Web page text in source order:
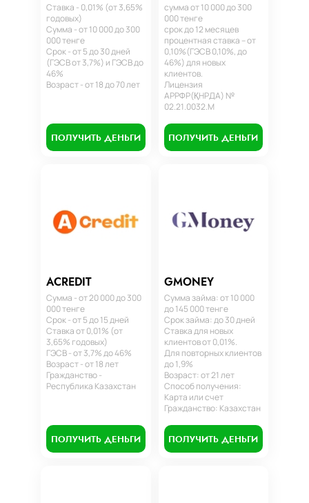
Ставка - 0,01% (от 3,65%
годовых)
Сумма - от 10 000 до 300
000 тенге
Срок - от 5 до 30 дней
(ГЭСВ от 3,7%) и ГЭСВ до
46%
Возраст - от 18 до 70 лет
ПОЛУЧИТЬ ДЕНЬГИ
сумма от 10 000 до 300
000 тенге
срок до 12 месяцев
процентная ставка – от
0,10%(ГЭСВ 0,10%, до
46%) для новых
клиентов.
Лицензия
АРРФР(ҚНРДА) №
02.21.0032.М
ПОЛУЧИТЬ ДЕНЬГИ
ACREDIT
Сумма - от 20 000 до 300
000 тенге
Срок - от 5 до 15 дней
Ставка от 0,01% (от
3,65% годовых)
ГЭСВ - от 3,7% до 46%
Возраст - от 18 лет
Гражданство -
Республика Казахстан
ПОЛУЧИТЬ ДЕНЬГИ
GMONEY
Сумма займа: от 10 000
до 145 000 тенге
Срок займа: до 30 дней
Ставка для новых
клиентов от 0,01%.
Для повторных клиентов
до 1,9%
Возраст: от 21 лет
Способ получения:
Карта или счет
Гражданство: Казахстан
ПОЛУЧИТЬ ДЕНЬГИ